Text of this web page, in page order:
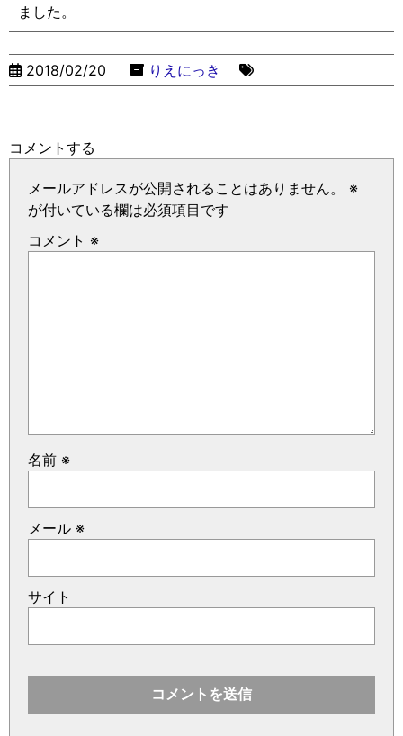
ました。
2018/02/20 りえにっき
コメントする
メールアドレスが公開されることはありません。
※
が付いている欄は必須項目です
コメント ※
名前 ※
メール ※
サイト